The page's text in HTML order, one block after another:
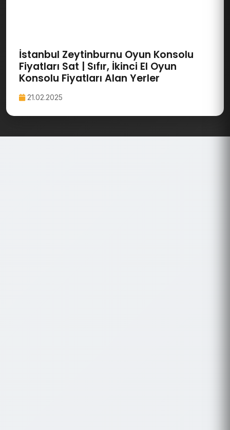
İstanbul Zeytinburnu Oyun Konsolu
Fiyatları Sat | Sıfır, İkinci El Oyun
Konsolu Fiyatları Alan Yerler
21.02.2025